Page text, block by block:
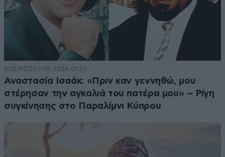
ΚΟΣΜΟΣ09·08·2026 01:24
Αναστασία Ισαάκ: «Πριν καν γεννηθώ, μου
στέρησαν την αγκαλιά του πατέρα μου» – Ρίγη
συγκίνησης στο Παραλίμνι Κύπρου